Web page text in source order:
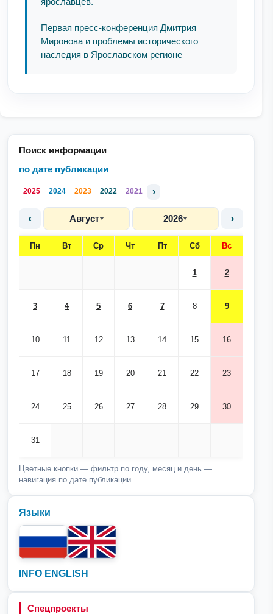
Поиск информации
по дате публикации
2025 2024 2023 2022 2021 ›
‹ Август 2026 ›
Пн Вт Ср Чт Пт Сб Вс
1 2
3 4 5 6 7 8 9
10 11 12 13 14 15 16
17 18 19 20 21 22 23
24 25 26 27 28 29 30
31
Цветные кнопки — фильтр по году, месяц и день —
навигация по дате публикации.
Языки
INFO ENGLISH
Спецпроекты
Первая пресс-конференция Дмитрия
Миронова и проблемы исторического
наследия в Ярославском регионе